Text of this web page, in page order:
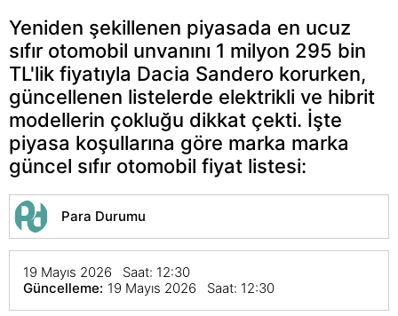
Yeniden şekillenen piyasada en ucuz
sıfır otomobil unvanını 1 milyon 295 bin
TL'lik fiyatıyla Dacia Sandero korurken,
güncellenen listelerde elektrikli ve hibrit
modellerin çokluğu dikkat çekti. İşte
piyasa koşullarına göre marka marka
güncel sıfır otomobil fiyat listesi:
Para Durumu
19 Mayıs 2026 Saat: 12:30
Güncelleme: 19 Mayıs 2026 Saat: 12:30